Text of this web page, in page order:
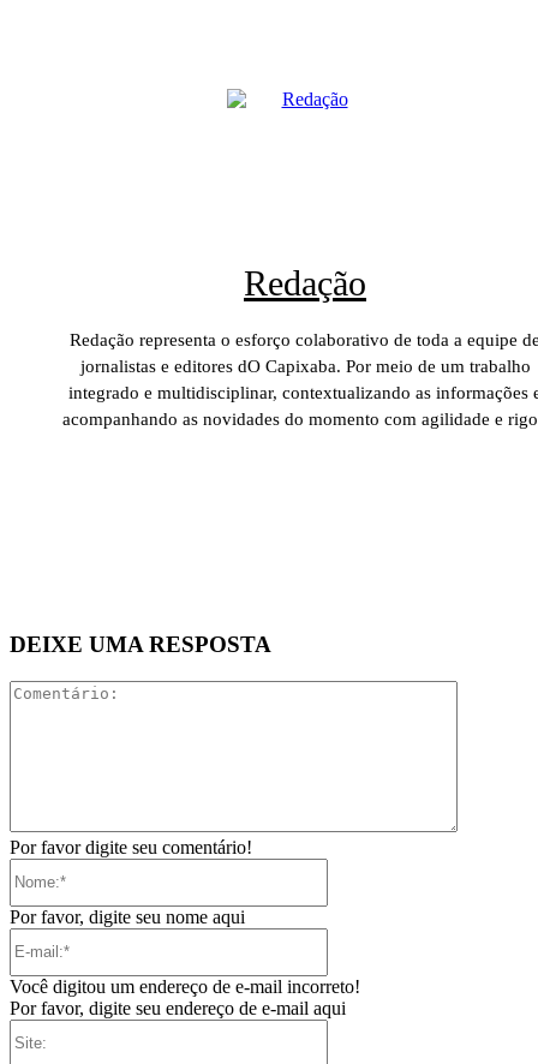
Redação
Redação representa o esforço colaborativo de toda a equipe
jornalistas e editores dO Capixaba. Por meio de um trabalho
integrado e multidisciplinar, contextualizando as informações
acompanhando as novidades do momento com agilidade e
DEIXE UMA RESPOSTA
Por favor digite seu comentário!
Por favor, digite seu nome aqui
Você digitou um endereço de e-mail incorreto!
Por favor, digite seu endereço de e-mail aqui